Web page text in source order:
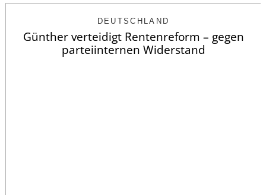
DEUTSCHLAND
Günther verteidigt Rentenreform – gegen
parteiinternen Widerstand